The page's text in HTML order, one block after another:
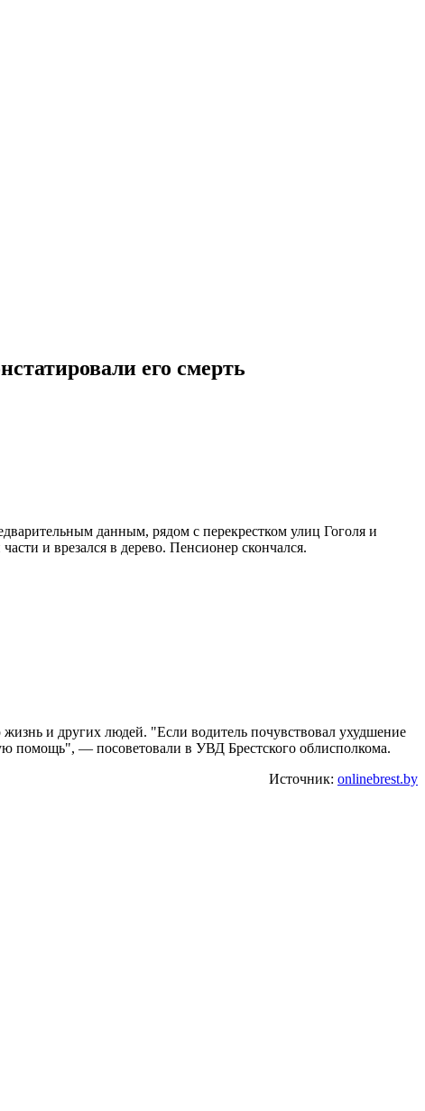
его смерть
данным, рядом с перекрестком улиц Гоголя и
и врезался в дерево. Пенсионер скончался.
и других людей. "Если водитель почувствовал ухудшение
помощь", — посоветовали в УВД Брестского облисполкома.
Источник: onlinebrest.by